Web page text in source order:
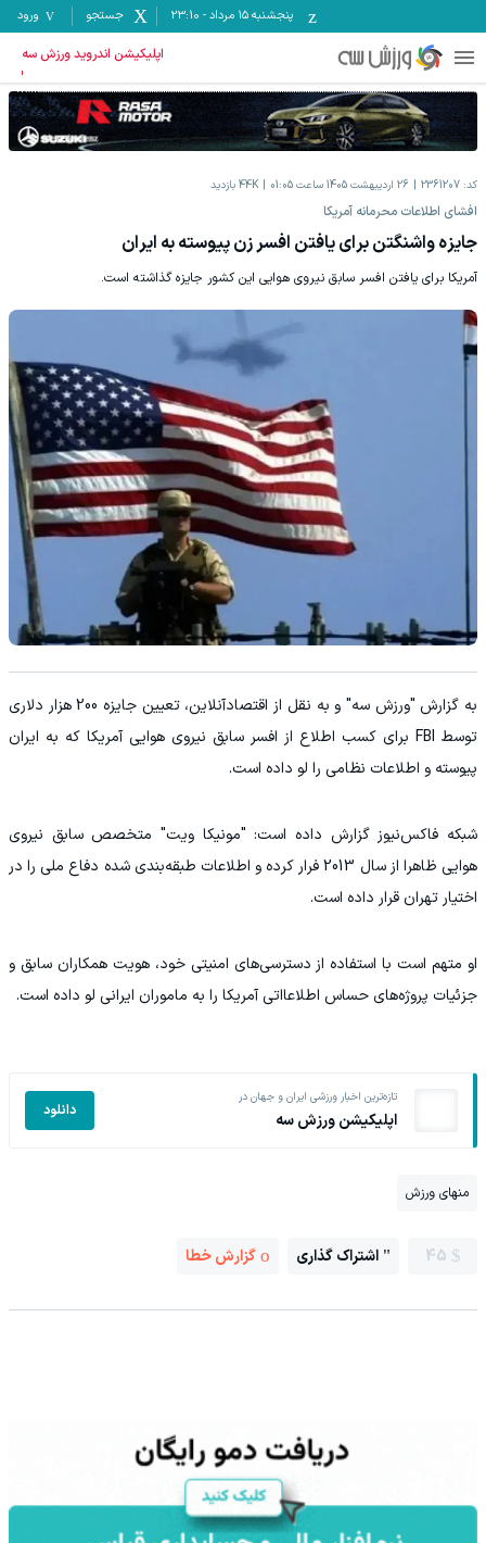
پنجشنبه ۱۵ مرداد -
23:10 جستجو ورود
اپلیکیشن اندروید ورزش سه
کد: 2361207 26 اردیبهشت 1405 ساعت 01:05 44K بازدید
افشای اطلاعات محرمانه آمریکا
جایزه واشنگتن برای یافتن افسر زن پیوسته به ایران
آمریکا برای یافتن افسر سابق نیروی هوایی این کشور جایزه گذاشته است.
به گزارش "ورزش سه" و به نقل از اقتصادآنلاین، تعیین جایزه 200 هزار دلاری
توسط FBI برای کسب اطلاع از افسر سابق نیروی هوایی آمریکا که به ایران
پیوسته و اطلاعات نظامی را لو داده است.
شبکه فاکس‌نیوز گزارش داده است: "مونیکا ویت" متخصص سابق نیروی
هوایی ظاهرا از سال 2013 فرار کرده و اطلاعات طبقه‌بندی شده دفاع ملی را در
اختیار تهران قرار داده است.
او متهم است با استفاده از دسترسی‌های امنیتی خود، هویت همکاران سابق و
جزئیات پروژه‌های حساس اطلاعااتی آمریکا را به ماموران ایرانی لو داده است.
تازه‌ترین اخبار ورزشی ایران و جهان در
اپلیکیشن ورزش سه دانلود
منهای ورزش
45 اشتراک گذاری گزارش خطا